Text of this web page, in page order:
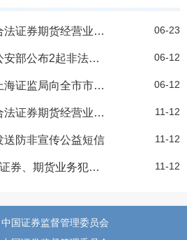
上海辖区第十批不具有合法证券期货经营业务资质的机构名单 06-23
【第七届防非宣传月】公安部公布2起非法经营证券、期货业务犯罪典型案例 06-12
【第七届防非宣传月】上海证监局向全市市民发送防非宣传公益短信 06-12
上海辖区第九批不具有合法证券期货经营业务资质的机构名单 11-12
防非宣传公益短信 11-12
公安部公布5起非法经营证券、期货业务犯罪典型案例 11-12
国证券监督管理委员会